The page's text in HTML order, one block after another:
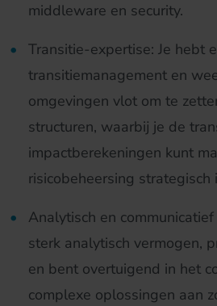
middleware en security.
Transitie-expertise: Je hebt
transitiemanagement en
omgevingen vlot om te
structuren, waarbij je de
impactberekeningen kunt
risicobeheersing strategisch
Analytisch en
sterk analytisch vermogen,
en bent overtuigend in het
complexe oplossingen aan